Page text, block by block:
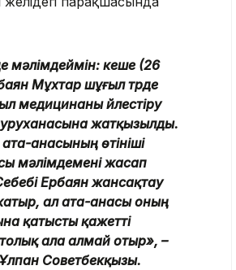
мәлімдеймін: кеше (26
Мұхтар шұғыл түрде
медицинаны үйлестіру
жатқызылды.
анасының өтініші
мәлімдемені жасап
Ербаян жансақтау
ал ата-анасы оның
қатысты қажетті
ала алмай отыр», –
Советбекқызы.